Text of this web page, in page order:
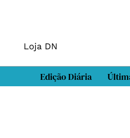
Loja DN
Edição Diária